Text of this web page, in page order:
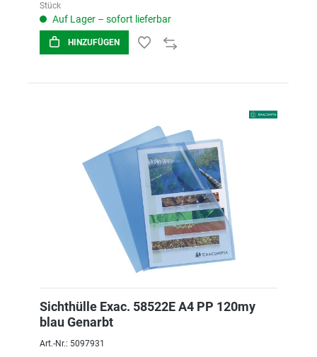
Stück
Auf Lager – sofort lieferbar
HINZUFÜGEN
Sichthülle Exac. 58522E A4 PP 120my
blau Genarbt
Art.-Nr.: 5097931